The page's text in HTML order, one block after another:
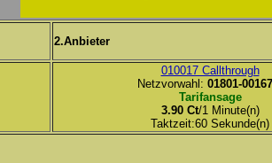
2.Anbieter
010017 Callthrough
Netzvorwahl: 01801-
Tarifansage
3.90 Ct/1 Minute(n)
Taktzeit:60 Sekunde(n)